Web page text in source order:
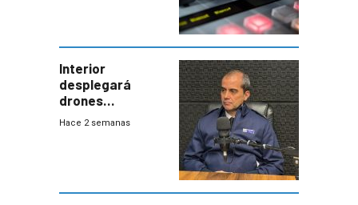
Interior
desplegará
drones
autónomos para
Hace 2 semanas